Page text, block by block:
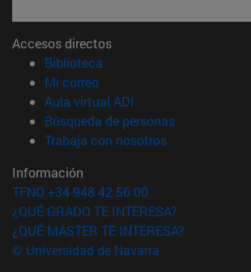
Accesos directos
Biblioteca
Mi correo(abre en nueva ventana)
Aula virtual ADI
Búsqueda de personas(abre en
Trabaja con nosotros(abre en
Información
TFNO +34 948 42 56 00
¿QUÉ GRADO TE INTERESA?
¿QUÉ MÁSTER TE INTERESA?
© Universidad de Navarra